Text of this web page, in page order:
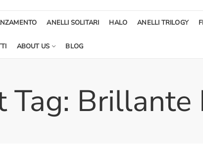
ANELLI SOLITARI HALO ANELLI TRILOGY
ABOUT US BLOG
Tag: Brillante